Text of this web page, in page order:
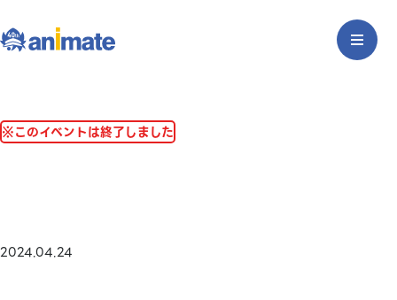
※このイベントは終了しました
2024.04.24